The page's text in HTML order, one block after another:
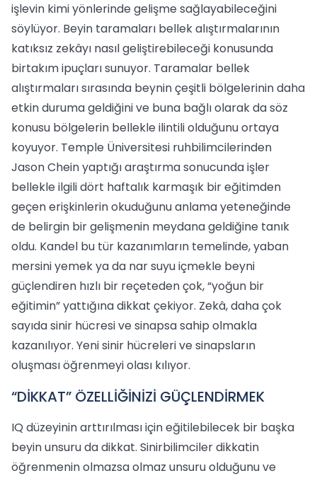
işlevin kimi yönlerinde gelişme sağlayabileceğini
söylüyor. Beyin taramaları bellek alıştırmalarının
katıksız zekâyı nasıl geliştirebileceği konusunda
birtakım ipuçları sunuyor. Taramalar bellek
alıştırmaları sırasında beynin çeşitli bölgelerinin daha
etkin duruma geldiğini ve buna bağlı olarak da söz
konusu bölgelerin bellekle ilintili olduğunu ortaya
koyuyor. Temple Üniversitesi ruhbilimcilerinden
Jason Chein yaptığı araştırma sonucunda işler
bellekle ilgili dört haftalık karmaşık bir eğitimden
geçen erişkinlerin okuduğunu anlama yeteneğinde
de belirgin bir gelişmenin meydana geldiğine tanık
oldu. Kandel bu tür kazanımların temelinde, yaban
mersini yemek ya da nar suyu içmekle beyni
güçlendiren hızlı bir reçeteden çok, “yoğun bir
eğitimin” yattığına dikkat çekiyor. Zekâ, daha çok
sayıda sinir hücresi ve sinapsa sahip olmakla
kazanılıyor. Yeni sinir hücreleri ve sinapsların
oluşması öğrenmeyi olası kılıyor.
“DİKKAT” ÖZELLİĞİNİZİ GÜÇLENDİRMEK
IQ düzeyinin arttırılması için eğitilebilecek bir başka
beyin unsuru da dikkat. Sinirbilimciler dikkatin
öğrenmenin olmazsa olmaz unsuru olduğunu ve